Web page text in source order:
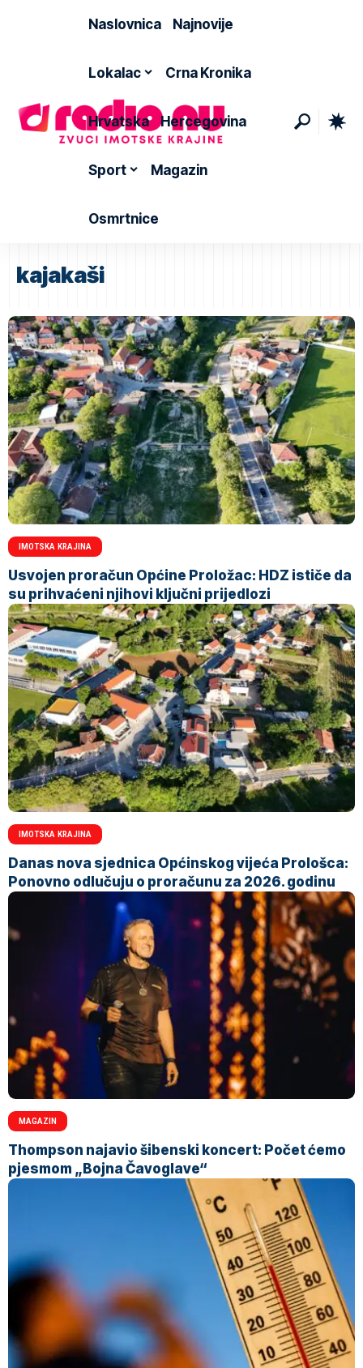
Naslovnica Najnovije
Lokalac Crna Kronika
Hrvatska Hercegovina
Sport Magazin
Osmrtnice
kajakaši
IMOTSKA KRAJINA
Usvojen proračun Općine Proložac: HDZ ističe da
su prihvaćeni njihovi ključni prijedlozi
IMOTSKA KRAJINA
Danas nova sjednica Općinskog vijeća Prološca:
Ponovno odlučuju o proračunu za 2026. godinu
MAGAZIN
Thompson najavio šibenski koncert: Počet ćemo
pjesmom „Bojna Čavoglave“